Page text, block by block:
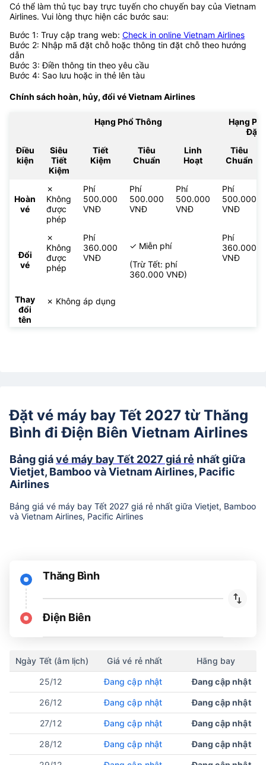
Có thể làm thủ tục bay trực tuyến cho chuyến bay của Vietnam
Airlines. Vui lòng thực hiện các bước sau:
Bước 1: Truy cập trang web: Check in online Vietnam Airlines
Bước 2: Nhập mã đặt chỗ hoặc thông tin đặt chỗ theo hướng
dẫn
Bước 3: Điền thông tin theo yêu cầu
Bước 4: Sao lưu hoặc in thẻ lên tàu
Chính sách hoàn, hủy, đổi véVietnam Airlines
Hạng Phổ Thông
Hạng
Đặc
Điều
kiện
Siêu
Tiết
Kiệm
Tiết
Kiệm
Tiêu
Chuẩn
Linh
Hoạt
Tiêu
Chuẩn
Hoàn
vé
✗
Không
được
phép
Phí
500.000
VNĐ
Phí
500.000
VNĐ
Phí
500.000
VNĐ
Phí
500.000
VNĐ
Đổi
vé
✗
Không
được
phép
Phí
360.000
VNĐ
✓ Miễn phí
(Trừ Tết: phí
360.000 VNĐ)
Phí
360.000
VNĐ
Thay
đổi
tên
✗ Không áp dụng
Đặt vé máy bay Tết 2027 từ Thăng
Bình đi Điện Biên Vietnam Airlines
Bảng giávé máy bay Tết 2027 giá rẻ nhất giữa
Vietjet, Bamboo và Vietnam Airlines, Pacific
Airlines
Bảng giá vé máy bay Tết 2027 giá rẻ nhất giữa Vietjet, Bamboo
và Vietnam Airlines, Pacific Airlines
Thăng Bình
Điện Biên
Ngày Tết (âm lịch) Giá vé rẻ nhất Hãng bay
25/12 Đang cập nhật Đang cập nhật
26/12 Đang cập nhật Đang cập nhật
27/12 Đang cập nhật Đang cập nhật
28/12 Đang cập nhật Đang cập nhật